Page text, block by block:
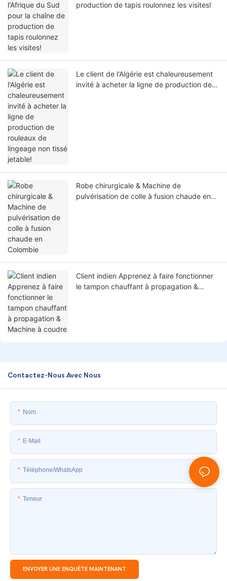
production de tapis roulonnez les visites!
Le client de l'Algérie est chaleureusement
invité à acheter la ligne de production de
Robe chirurgicale & Machine de
pulvérisation de colle à fusion chaude en
Client indien Apprenez à faire fonctionner
le tampon chauffant à propagation &
Contactez-Nous Avec Nous
Nom
E-Mail
Téléphone/WhatsApp
Teneur
ENVOYER UNE ENQUÊTE MAINTENANT